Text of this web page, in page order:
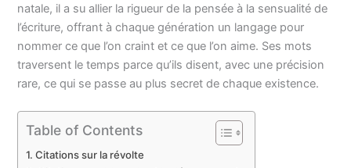
natale, il a su allier la rigueur de la pensée à la sensualité de
l’écriture, offrant à chaque génération un langage pour
nommer ce que l’on craint et ce que l’on aime. Ses mots
traversent le temps parce qu’ils disent, avec une précision
rare, ce qui se passe au plus secret de chaque existence.
Table of Contents
Citations sur la révolte